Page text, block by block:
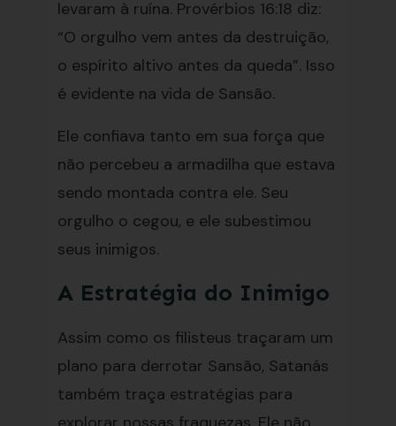
levaram à ruína. Provérbios 16:18 diz:
“O orgulho vem antes da destruição,
o espírito altivo antes da queda”. Isso
é evidente na vida de Sansão.
Ele confiava tanto em sua força que
não percebeu a armadilha que estava
sendo montada contra ele. Seu
orgulho o cegou, e ele subestimou
seus inimigos.
A Estratégia do Inimigo
Assim como os filisteus traçaram um
plano para derrotar Sansão, Satanás
também traça estratégias para